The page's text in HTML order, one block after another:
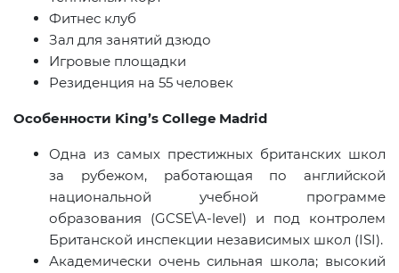
Фитнес клуб
Зал для занятий дзюдо
Игровые площадки
Резиденция на 55 человек
Особенности King’s College Madrid
Одна из самых престижных британских школ
за рубежом, работающая по английской
национальной учебной программе
образования (GCSE\A-level) и под контролем
Британской инспекции независимых школ (ISI).
Академически очень сильная школа; высокий